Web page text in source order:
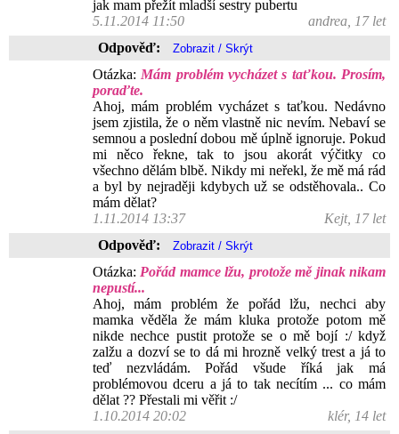
jak mam přežít mladší sestry pubertu
5.11.2014 11:50
andrea, 17 let
Odpověď:
Otázka: Mám problém vycházet s taťkou. Prosím,
poraďte.
Ahoj, mám problém vycházet s taťkou. Nedávno
jsem zjistila, že o něm vlastně nic nevím. Nebaví se
semnou a poslední dobou mě úplně ignoruje. Pokud
mi něco řekne, tak to jsou akorát výčitky co
všechno dělám blbě. Nikdy mi neřekl, že mě má rád
a byl by nejraději kdybych už se odstěhovala.. Co
mám dělat?
1.11.2014 13:37
Kejt, 17 let
Odpověď:
Otázka: Pořád mamce lžu, protože mě jinak nikam
nepustí...
Ahoj, mám problém že pořád lžu, nechci aby
mamka věděla že mám kluka protože potom mě
nikde nechce pustit protože se o mě bojí :/ když
zalžu a dozví se to dá mi hrozně velký trest a já to
teď nezvládám. Pořád všude říká jak má
problémovou dceru a já to tak necítím ... co mám
dělat ?? Přestali mi věřit :/
1.10.2014 20:02
klér, 14 let